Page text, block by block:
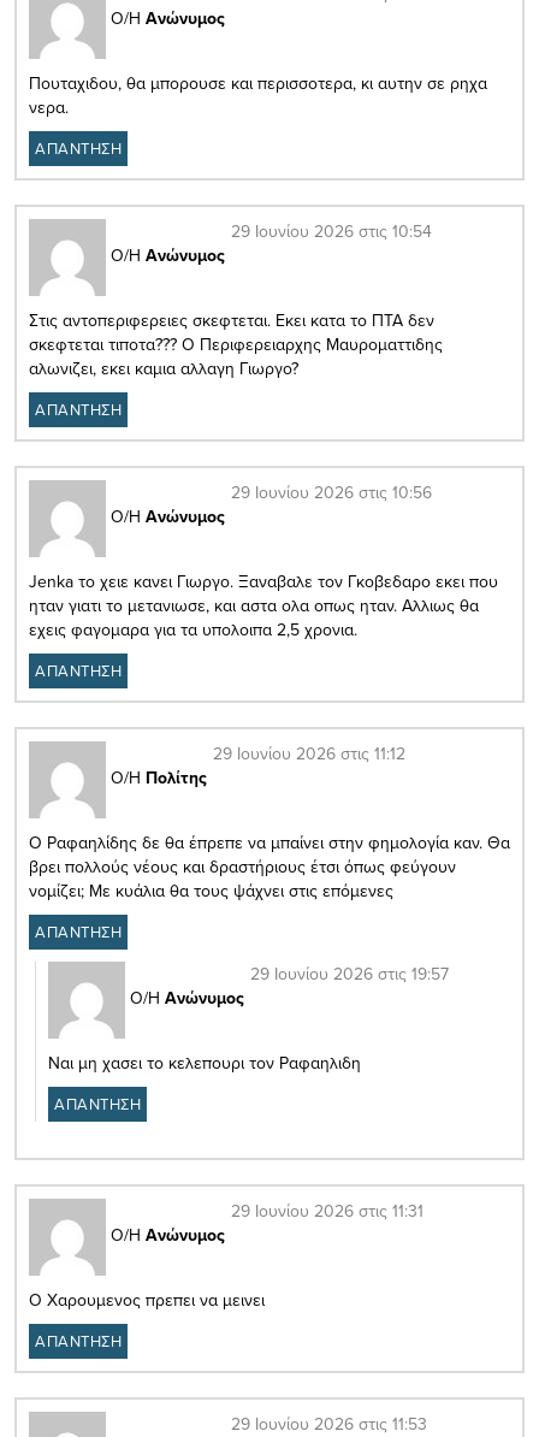
Ο/Η Ανώνυμος
Πουταχιδου, θα μπορουσε και περισσοτερα, κι αυτην σε ρηχα
νερα.
ΑΠΑΝΤΗΣΗ
Ο/Η Ανώνυμος
29 Ιουνίου 2026 στις 10:54
Στις αντοπεριφερειες σκεφτεται. Εκει κατα το ΠΤΑ δεν
σκεφτεται τιποτα??? Ο Περιφερειαρχης Μαυροματτιδης
αλωνιζει, εκει καμια αλλαγη Γιωργο?
ΑΠΑΝΤΗΣΗ
Ο/Η Ανώνυμος
29 Ιουνίου 2026 στις 10:56
Jenka το χειε κανει Γιωργο. Ξαναβαλε τον Γκοβεδαρο εκει που
ηταν γιατι το μετανιωσε, και αστα ολα οπως ηταν. Αλλιως θα
εχεις φαγομαρα για τα υπολοιπα 2,5 χρονια.
ΑΠΑΝΤΗΣΗ
Ο/Η Πολίτης
29 Ιουνίου 2026 στις 11:12
Ο Ραφαηλίδης δε θα έπρεπε να μπαίνει στην φημολογία καν. Θα
βρει πολλούς νέους και δραστήριους έτσι όπως φεύγουν
νομίζει; Με κυάλια θα τους ψάχνει στις επόμενες
ΑΠΑΝΤΗΣΗ
Ο/Η Ανώνυμος
29 Ιουνίου 2026 στις 19:57
Ναι μη χασει το κελεπουρι τον Ραφαηλιδη
ΑΠΑΝΤΗΣΗ
Ο/Η Ανώνυμος
29 Ιουνίου 2026 στις 11:31
Ο Χαρουμενος πρεπει να μεινει
ΑΠΑΝΤΗΣΗ
29 Ιουνίου 2026 στις 11:53